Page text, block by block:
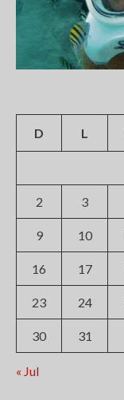
D L
2 3
9 10
16 17
23 24
30 31
« Jul